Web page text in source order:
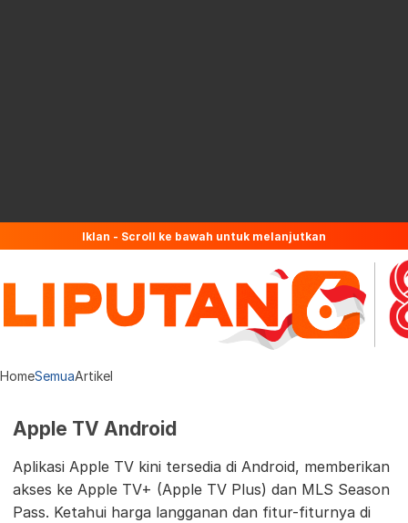
Iklan - Scroll ke bawah untuk melanjutkan
HomeSemuaArtikel
Apple TV Android
Aplikasi Apple TV kini tersedia di Android, memberikan
akses ke Apple TV+ (Apple TV Plus) dan MLS Season
Pass. Ketahui harga langganan dan fitur-fiturnya di